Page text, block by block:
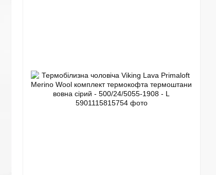
і тоді компанія почала відправляти свої товари в
в країнах пострадянського простору.
Україні, Словаччині. З 2012 року компанія є
дуже вплинуло на динамічне зростання експорту. На
Франція, Іспанія, Росія і Сербія. Зараз Larix
західний ринки.
термобілизна, рукавички, шапки та інші
білизни з термоактивним ефектом, рукавичок "running",
гірськолижного спорту, і не тільки, були доступні
їх бренду.